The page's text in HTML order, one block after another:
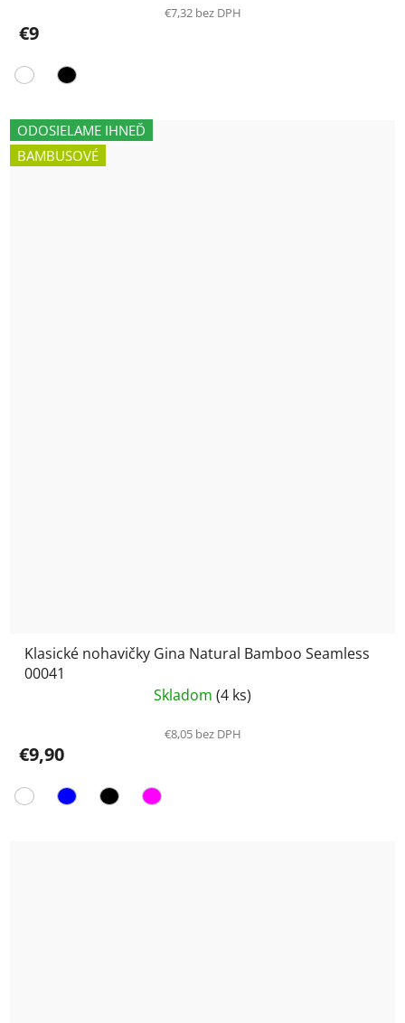
€7,32 bez DPH
€9
ODOSIELAME IHNEĎ
BAMBUSOVÉ
Klasické nohavičky Gina Natural Bamboo Seamless
00041
Skladom (4 ks)
€8,05 bez DPH
€9,90